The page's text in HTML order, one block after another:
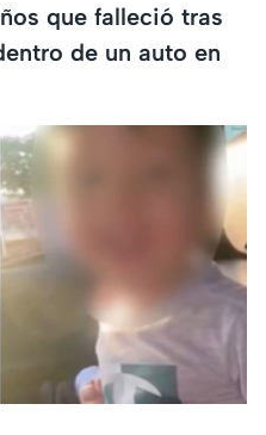
que falleció tras
de un auto en